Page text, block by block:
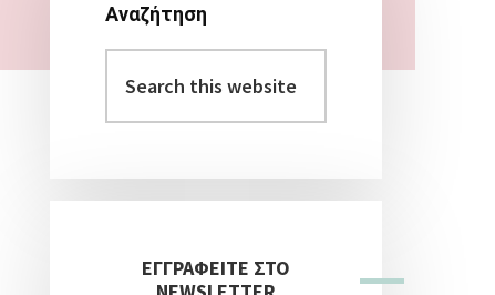
Αρχική
Πλευρική
Στήλη
Αναζήτηση
this
website
ΕΓΓΡΑΦΕΙΤΕ ΣΤΟ